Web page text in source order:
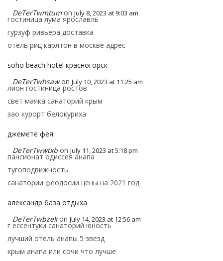
DeTerTwmtum on July 8, 2023 at 9:03 am
гостиница лума ярославль
гурзуф ривьера доставка
отель риц карлтон в москве адрес
soho beach hotel красногорск
DeTerTwhsaw on July 10, 2023 at 11:25 am
лион гостиница ростов
свет маяка санаторий крым
зао курорт белокуриха
джемете фея
DeTerTwwtxb on July 11, 2023 at 5:18 pm
пансионат одиссея анапа
тугоподвижность
санатории феодосии цены на 2021 год
александр база отдыха
DeTerTwbzek on July 14, 2023 at 12:56 am
г ессентуки санаторий юность
лучший отель анапы 5 звезд
крым анапа или сочи что лучше